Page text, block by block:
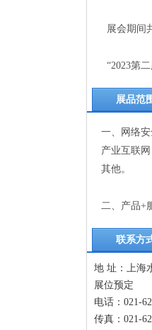
展会期间
“2023第
展品范
一、网络
产业互联
其他。
二、产品+
联系方
地 址：上海
展位预定
电话：021-
传真：021-